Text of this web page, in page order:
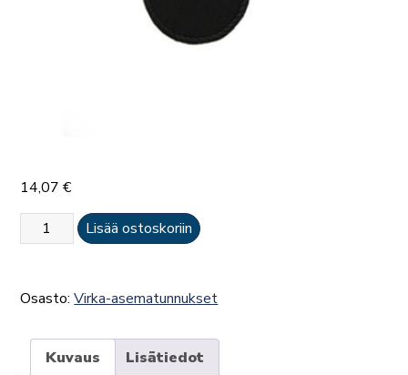
14,07€
Lakkilaatta
(päällystö)
Lisää ostoskoriin
Osasto:Virka-asematunnukset
Kuvaus Lisätiedot